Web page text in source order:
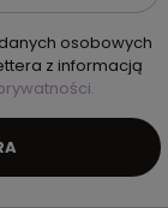
osobowych
z informacją